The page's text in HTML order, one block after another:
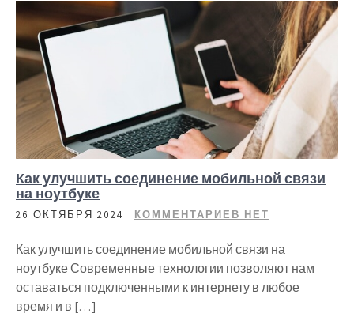
Как улучшить соединение мобильной связи
на ноутбуке
26 ОКТЯБРЯ 2024 КОММЕНТАРИЕВ НЕТ
Как улучшить соединение мобильной связи на
ноутбуке Современные технологии позволяют нам
оставаться подключенными к интернету в любое
время и в […]